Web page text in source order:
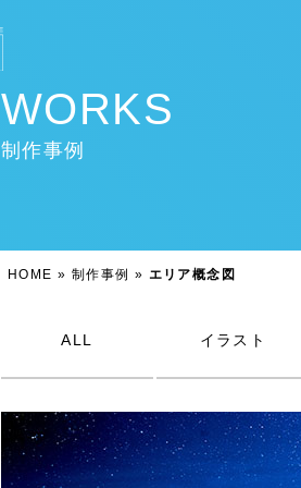
WORKS
制作事例
HOME » 制作事例 » エリア概念図
ALL イラスト